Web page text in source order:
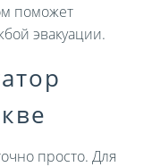
поможет
эвакуации.
просто. Для